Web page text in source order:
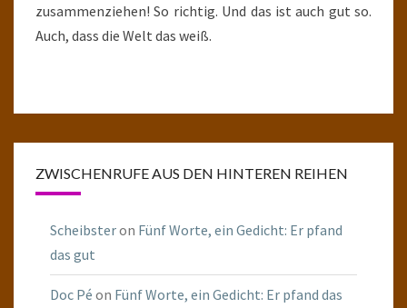
zusammenziehen! So richtig. Und das ist auch gut so.
Auch, dass die Welt das weiß.
ZWISCHENRUFE AUS DEN HINTEREN REIHEN
Scheibsteron Fünf Worte, ein Gedicht: Er pfand
das gut
Doc Pé on Fünf Worte, ein Gedicht: Er pfand das